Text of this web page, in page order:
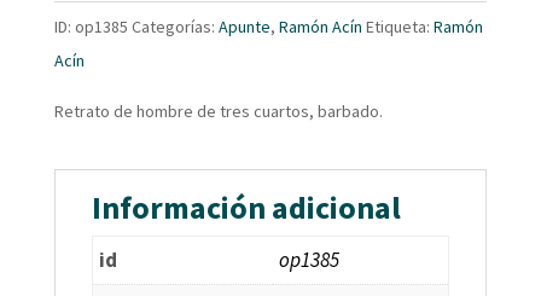
ID: op1385 Categorías: Apunte, Ramón Acín Etiqueta: Ramón
Acín
Retrato de hombre de tres cuartos, barbado.
Información adicional
id
op1385